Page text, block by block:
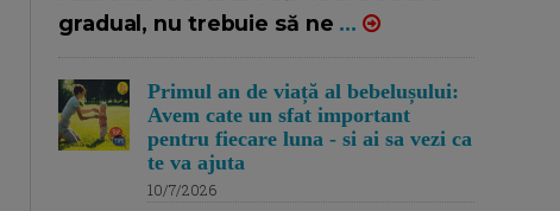
gradual, nu trebuie să ne ...
Primul an de viață al bebelușului:
Avem cate un sfat important
pentru fiecare luna - si ai sa vezi ca
te va ajuta
10/7/2026